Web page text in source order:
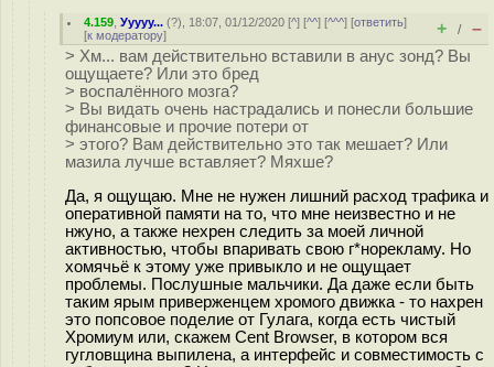
4.159 ,Ууууу... (?), 18:07, 01/12/2020 [^] [^^] [^^^] [ответить]
[к модератору] + / –
> Хм... вам действительно вставили в анус зонд? Вы
ощущаете? Или это бред
> воспалённого мозга?
> Вы видать очень настрадались и понесли большие
финансовые и прочие потери от
> этого? Вам действительно это так мешает? Или
мазила лучше вставляет? Мяхше?
Да, я ощущаю. Мне не нужен лишний расход трафика и
оперативной памяти на то, что мне неизвестно и не
нжуно, а также нехрен следить за моей личной
активностью, чтобы впаривать свою г*норекламу. Но
хомячьё к этому уже привыкло и не ощущает
проблемы. Послушные мальчики. Да даже если быть
таким ярым приверженцем хромого движка - то нахрен
это попсовое поделие от Гулага, когда есть чистый
Хромиум или, скажем Cent Browser, в котором вся
гугловщина выпилена, а интерфейс и совместимость с